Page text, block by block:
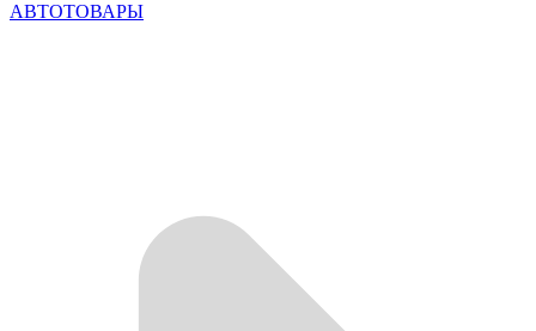
АВТОТОВАРЫ